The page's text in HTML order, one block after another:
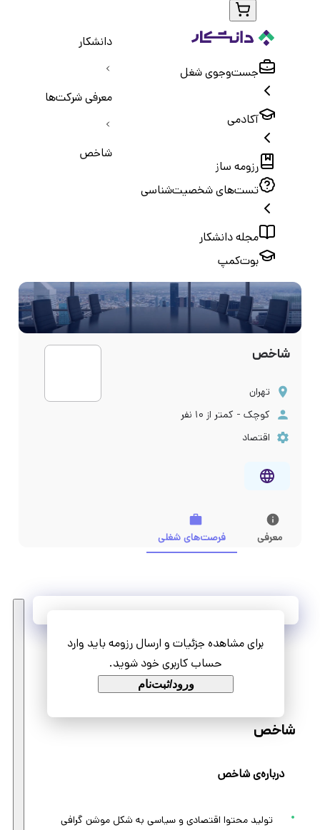
جست‌و‌جوی شغل
آکادمی
رزومه ساز
تست‌های شخصیت‌شناسی
مجله دانشکار
بوت‌کمپ
دانشکار
معرفی شرکت‌ها
شاخص
شاخص
تهران
کوچک - کمتر از ۱۰ نفر
اقتصاد
معرفی فرصت‌های شغلی
برای مشاهده جزئیات و ارسال رزومه باید وارد
حساب کاربری خود شوید.
ورود/ثبت‌نام
مشاهده همه فرصت‌ها
شاخص
درباره‌ی شاخص
تولید محتوا اقتصادی و سیاسی به شکل موشن گرافی